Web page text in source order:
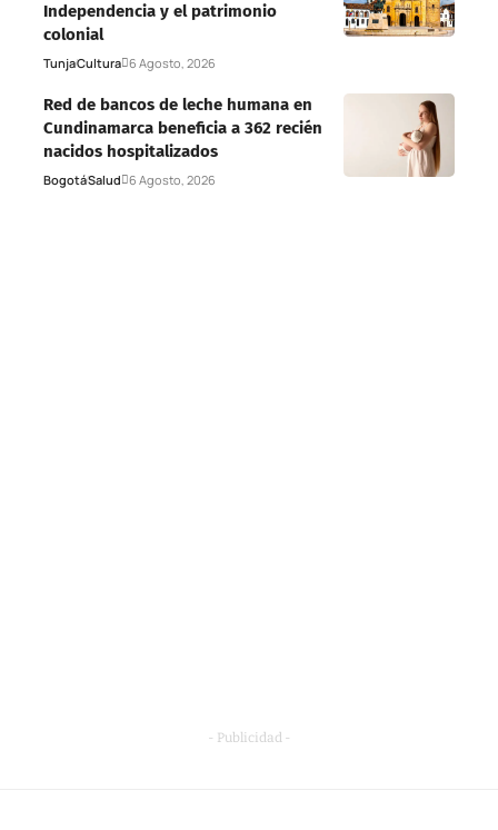
Independencia y el patrimonio
colonial
TunjaCultura 6 Agosto, 2026
Red de bancos de leche humana en
Cundinamarca beneficia a 362 recién
nacidos hospitalizados
BogotáSalud 6 Agosto, 2026
- Publicidad -